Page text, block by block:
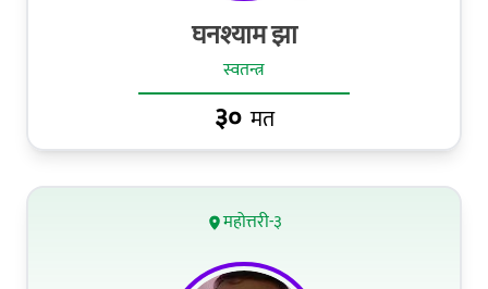
घनश्याम झा
स्वतन्त्र
३० मत
महोत्तरी-३